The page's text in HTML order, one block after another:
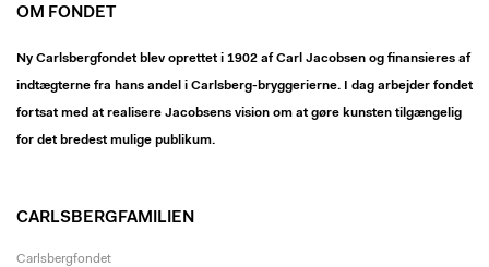
OM FONDET
Ny Carlsbergfondet blev oprettet i 1902 af Carl Jacobsen og finansieres af
indtægterne fra hans andel i Carlsberg-bryggerierne. I dag arbejder fondet
fortsat med at realisere Jacobsens vision om at gøre kunsten tilgængelig
for det bredest mulige publikum.
CARLSBERGFAMILIEN
Carlsbergfondet